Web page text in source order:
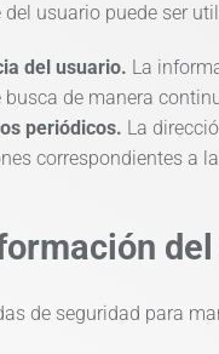
usuario puede ser
del usuario. La
busca de manera
periódicos. La
correspondientes a
de seguridad para